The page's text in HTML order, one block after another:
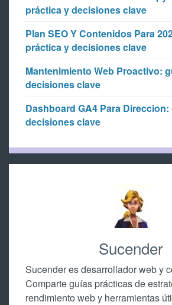
práctica y decisiones clave
Plan SEO Y Contenidos Para
práctica y decisiones clave
Mantenimiento Web Proactivo:
decisiones clave
Dashboard GA4 Para
decisiones clave
Sucender
Sucender es desarrollador web y
Comparte guías prácticas de
rendimiento web y herramientas